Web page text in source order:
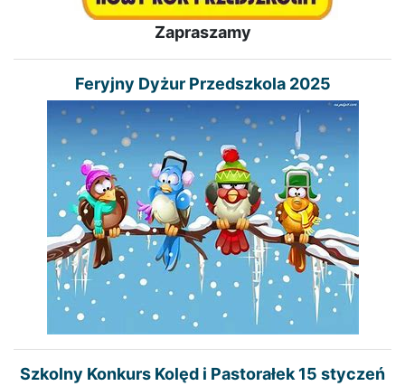
Zapraszamy
Feryjny Dyżur Przedszkola 2025
Szkolny Konkurs Kolęd i Pastorałek 15 styczeń